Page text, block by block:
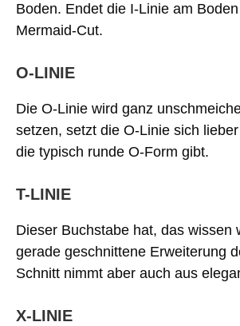
Boden. Endet die I-Linie am
Mermaid-Cut.
O-LINIE
Die O-Linie wird ganz
setzen, setzt die O-Linie sich
die typisch runde O-Form gibt.
T-LINIE
Dieser Buchstabe hat, das
gerade geschnittene Erweiterung
Schnitt nimmt aber auch aus
X-LINIE